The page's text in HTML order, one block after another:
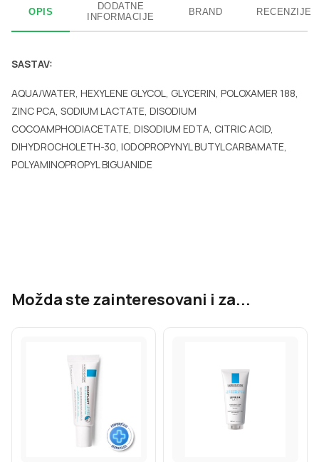
OPIS
DODATNE
INFORMACIJE
BRAND RECENZIJE
SASTAV:
AQUA/WATER, HEXYLENE GLYCOL, GLYCERIN, POLOXAMER 188,
ZINC PCA, SODIUM LACTATE, DISODIUM
COCOAMPHODIACETATE, DISODIUM EDTA, CITRIC ACID,
DIHYDROCHOLETH-30, IODOPROPYNYL BUTYLCARBAMATE,
POLYAMINOPROPYL BIGUANIDE
Možda ste zainteresovani i za...